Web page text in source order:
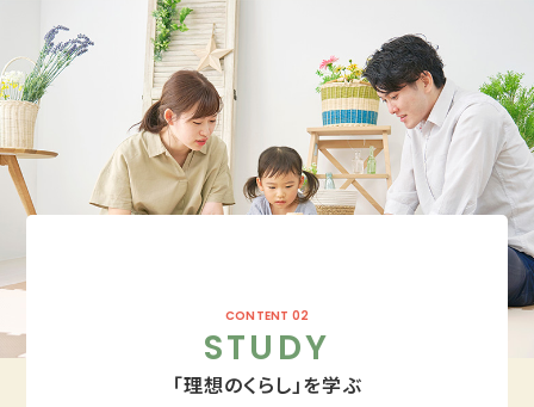
CONTENT 02
STUDY
「理想のくらし」を学ぶ